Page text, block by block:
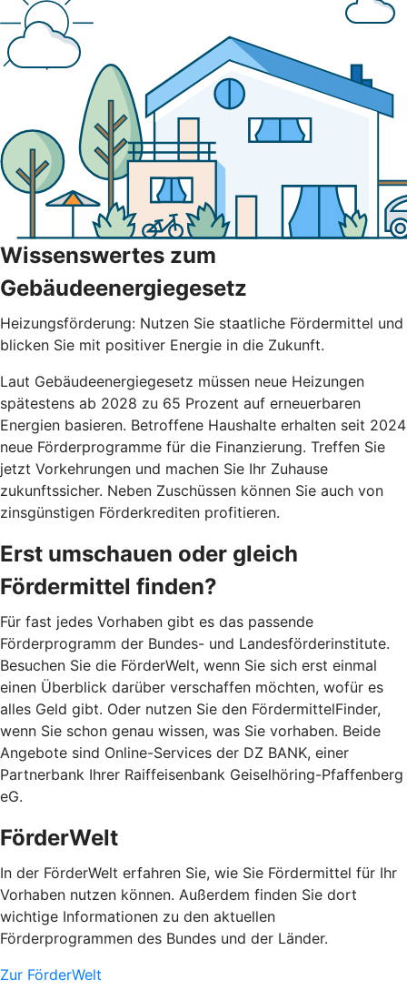
Wissenswertes zum
Gebäudeenergiegesetz
Heizungsförderung: Nutzen Sie staatliche Fördermittel und
blicken Sie mit positiver Energie in die Zukunft.
Laut Gebäudeenergiegesetz müssen neue Heizungen
spätestens ab 2028 zu 65 Prozent auf erneuerbaren
Energien basieren. Betroffene Haushalte erhalten seit 2024
neue Förderprogramme für die Finanzierung. Treffen Sie
jetzt Vorkehrungen und machen Sie Ihr Zuhause
zukunftssicher. Neben Zuschüssen können Sie auch von
zinsgünstigen Förderkrediten profitieren.
Erst umschauen oder gleich
Fördermittel finden?
Für fast jedes Vorhaben gibt es das passende
Förderprogramm der Bundes- und Landesförderinstitute.
Besuchen Sie die FörderWelt, wenn Sie sich erst einmal
einen Überblick darüber verschaffen möchten, wofür es
alles Geld gibt. Oder nutzen Sie den FördermittelFinder,
wenn Sie schon genau wissen, was Sie vorhaben. Beide
Angebote sind Online-Services der DZ BANK, einer
Partnerbank Ihrer Raiffeisenbank Geiselhöring-Pfaffenberg
eG.
FörderWelt
In der FörderWelt erfahren Sie, wie Sie Fördermittel für Ihr
Vorhaben nutzen können. Außerdem finden Sie dort
wichtige Informationen zu den aktuellen
Förderprogrammen des Bundes und der Länder.
Zur FörderWelt